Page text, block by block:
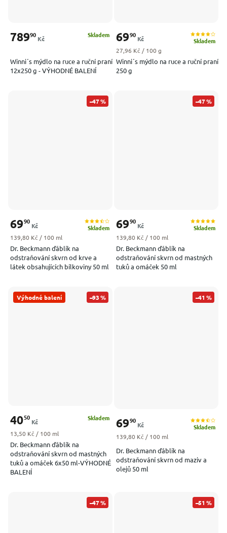
Winni´s mýdlo na ruce a ruční praní
12x250 g - VÝHODNÉ BALENÍ
Skladem
78990
Kč
Winni´s mýdlo na ruce a ruční praní
250 g
Skladem
6990
Kč
Měrná cena:
27,96 Kč / 100 g
–47 %
Dr. Beckmann ďáblík na
odstraňování skvrn od krve a
látek obsahujících bílkoviny 50 ml
Skladem
6990
Kč
Měrná cena:
139,80 Kč / 100 ml
–47 %
Dr. Beckmann ďáblík na
odstraňování skvrn od mastných
tuků a omáček 50 ml
Skladem
6990
Kč
Měrná cena:
139,80 Kč / 100 ml
Výhodné balení –93 %
Dr. Beckmann ďáblík na
odstraňování skvrn od mastných
tuků a omáček 6x50 ml-VÝHODNÉ
BALENÍ
Skladem
4050
Kč
Měrná cena:
13,50 Kč / 100 ml
–41 %
Dr. Beckmann ďáblík na
odstraňování skvrn od maziv a
olejů 50 ml
Skladem
6990
Kč
Měrná cena:
139,80 Kč / 100 ml
–47 % –51 %